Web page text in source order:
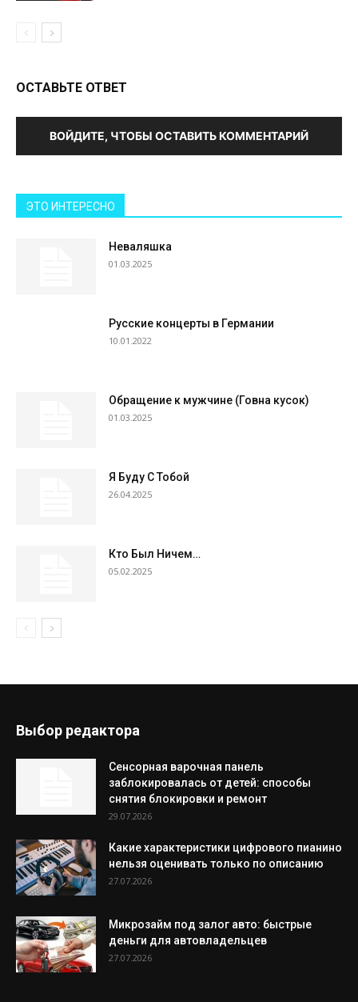
ОСТАВЬТЕ ОТВЕТ
ВОЙДИТЕ, ЧТОБЫ ОСТАВИТЬ КОММЕНТАРИЙ
ЭТО ИНТЕРЕСНО
Неваляшка
01.03.2025
Русские концерты в Германии
10.01.2022
Обращение к мужчине (Говна кусок)
01.03.2025
Я Буду С Тобой
26.04.2025
Кто Был Ничем…
05.02.2025
Выбор редактора
Сенсорная варочная панель
заблокировалась от детей: способы
снятия блокировки и ремонт
29.07.2026
Какие характеристики цифрового пианино
нельзя оценивать только по описанию
27.07.2026
Микрозайм под залог авто: быстрые
деньги для автовладельцев
27.07.2026